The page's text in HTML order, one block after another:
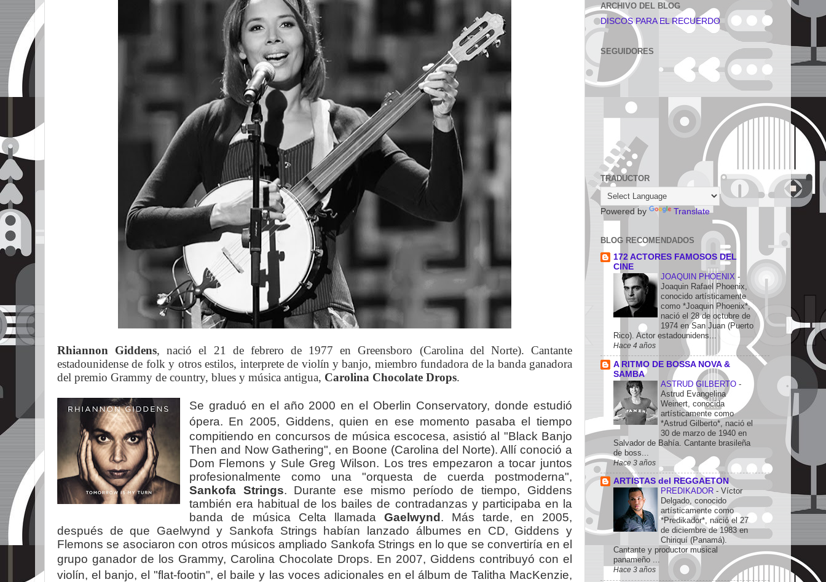
Rhiannon Giddens, nació el 21 de febrero de 1977 en Greensboro (Carolina del Norte). Cantante
estadounidense de folk y otros estilos, interprete de violín y banjo, miembro fundadora de la banda ganadora
del premio Grammy de country, blues y música antigua, Carolina Chocolate Drops.
Se graduó en el año 2000 en el Oberlin Conservatory, donde estudió
ópera. En 2005, Giddens, quien en ese momento pasaba el tiempo
compitiendo en concursos de música escocesa, asistió al "Black Banjo
Then and Now Gathering", en Boone (Carolina del Norte). Allí conoció a
Dom Flemons y Sule Greg Wilson. Los tres empezaron a tocar juntos
profesionalmente como una "orquesta de cuerda postmoderna",
Sankofa Strings. Durante ese mismo período de tiempo, Giddens
también era habitual de los bailes de contradanzas y participaba en la
banda de música Celta llamada Gaelwynd . Más tarde, en 2005,
después de que Gaelwynd y Sankofa Strings habían lanzado álbumes en CD, Giddens y
Flemons se asociaron con otros músicos ampliado Sankofa Strings en lo que se convertiría en el
grupo ganador de los Grammy, Carolina Chocolate Drops. En 2007, Giddens contribuyó con el
violín, el banjo, el "flat-footin", el baile y las voces adicionales en el álbum de Talitha MacKenzie,
ARCHIVO DEL BLOG
DISCOS PARA EL RECUERDO
SEGUIDORES
TRADUCTOR
Powered by Translate
BLOG RECOMENDADOS
172 ACTORES FAMOSOS DEL
CINE
JOAQUIN PHOENIX -
Joaquin Rafael Phoenix,
conocido artísticamente
como *Joaquin Phoenix*,
nació el 28 de octubre de
1974 en San Juan (Puerto
Rico). Actor estadounidens...
Hace 4 años
A RITMO DE BOSSA NOVA &
SAMBA
ASTRUD GILBERTO -
Astrud Evangelina
Weinert, conocida
artísticamente como
*Astrud Gilberto*, nació el
30 de marzo de 1940 en
Salvador de Bahía. Cantante brasileña
de boss...
Hace 3 años
ARTISTAS del REGGAETON
PREDIKADOR - Víctor
Delgado, conocido
artísticamente como
*Predikador*, nació el 27
de diciembre de 1983 en
Chiriquí (Panamá).
Cantante y productor musical
panameño ...
Hace 3 años